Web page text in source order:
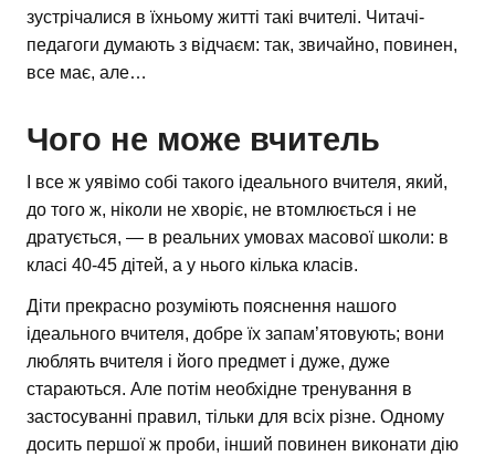
зустрічалися в їхньому житті такі вчителі. Читачі-
педагоги думають з відчаєм: так, звичайно, повинен,
все має, але…
Чого не може вчитель
І все ж уявімо собі такого ідеального вчителя, який,
до того ж, ніколи не хворіє, не втомлюється і не
дратується, — в реальних умовах масової школи: в
класі 40-45 дітей, а у нього кілька класів.
Діти прекрасно розуміють пояснення нашого
ідеального вчителя, добре їх запам’ятовують; вони
люблять вчителя і його предмет і дуже, дуже
стараються. Але потім необхідне тренування в
застосуванні правил, тільки для всіх різне. Одному
досить першої ж проби, інший повинен виконати дію